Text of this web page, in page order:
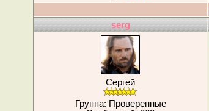
serg
Сергей
Группа: Проверенные